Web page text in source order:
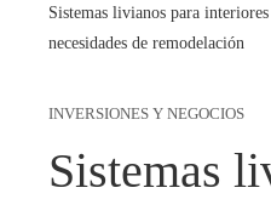
Sistemas livianos para
necesidades de remodelación
INVERSIONES Y NEGOCIOS
Sistemas